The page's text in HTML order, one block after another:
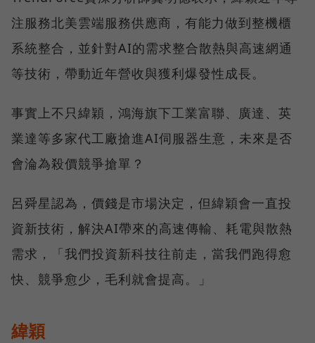
注服務北美雲端服務供應商，有能力做到整機櫃
系統整合，並針對AI的需求整合散熱與高速網通
等技術，帶動近年營收與獲利爆發性成長。
事實上不只緯穎，鴻海旗下工業富聯、廣達、英
業達等多家代工廠搶進AI伺服器生意，未來是否
會淪為殺價競爭搶單？
呂舜星認為，價錢是市場決定，但緯穎會一直投
資新技術，解決AI帶來的高速傳輸、耗電與散熱
需求，「我們投資新科技往前走，當我們跑得愈
快、競爭愈少，毛利就會提高。」
緯穎